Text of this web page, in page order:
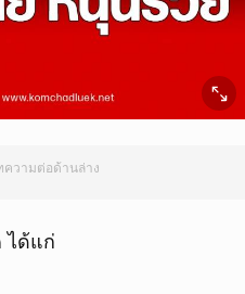
วามต่อด้านล่าง
ได้แก่